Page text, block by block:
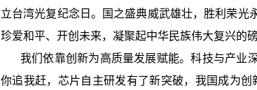
立台湾光复纪念日。国之盛典威武雄壮，胜利荣光
珍爱和平、开创未来，凝聚起中华民族伟大复兴的磅
我们依靠创新为高质量发展赋能。科技与产业
你追我赶，芯片自主研发有了新突破，我国成为